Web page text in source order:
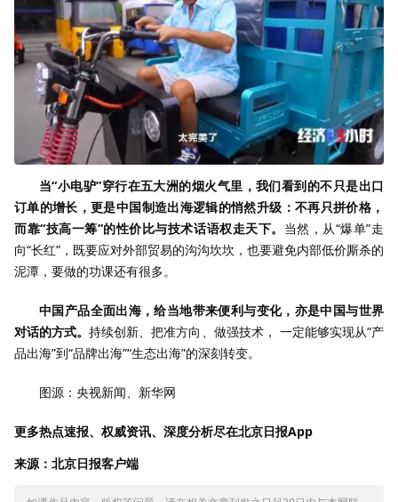
当“小电驴”穿行在五大洲的烟火气里，我们看到的不只是出口
订单的增长，更是中国制造出海逻辑的悄然升级：不再只拼价格，
而靠“技高一筹”的性价比与技术话语权走天下。 当然，从“爆单”走
向“长红”，既要应对外部贸易的沟沟坎坎，也要避免内部低价厮杀的
泥潭，要做的功课还有很多。
中国产品全面出海，给当地带来便利与变化，亦是中国与世界
对话的方式。持续创新、把准方向、做强技术， 一定能够实现从“产
品出海”到“品牌出海”“生态出海”的深刻转变。
图源：央视新闻、新华网
更多热点速报、权威资讯、深度分析尽在北京日报App
来源：北京日报客户端